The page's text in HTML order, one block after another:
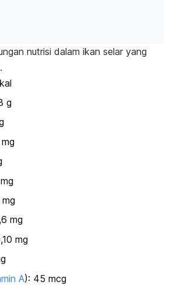
nutrisi dalam ikan selar yang
g
mg
mg
A): 45 mcg